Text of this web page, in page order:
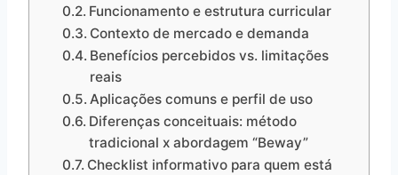
Funcionamento e estrutura curricular
Contexto de mercado e demanda
Benefícios percebidos vs. limitações
reais
Aplicações comuns e perfil de uso
Diferenças conceituais: método
tradicional x abordagem “Beway”
Checklist informativo para quem está